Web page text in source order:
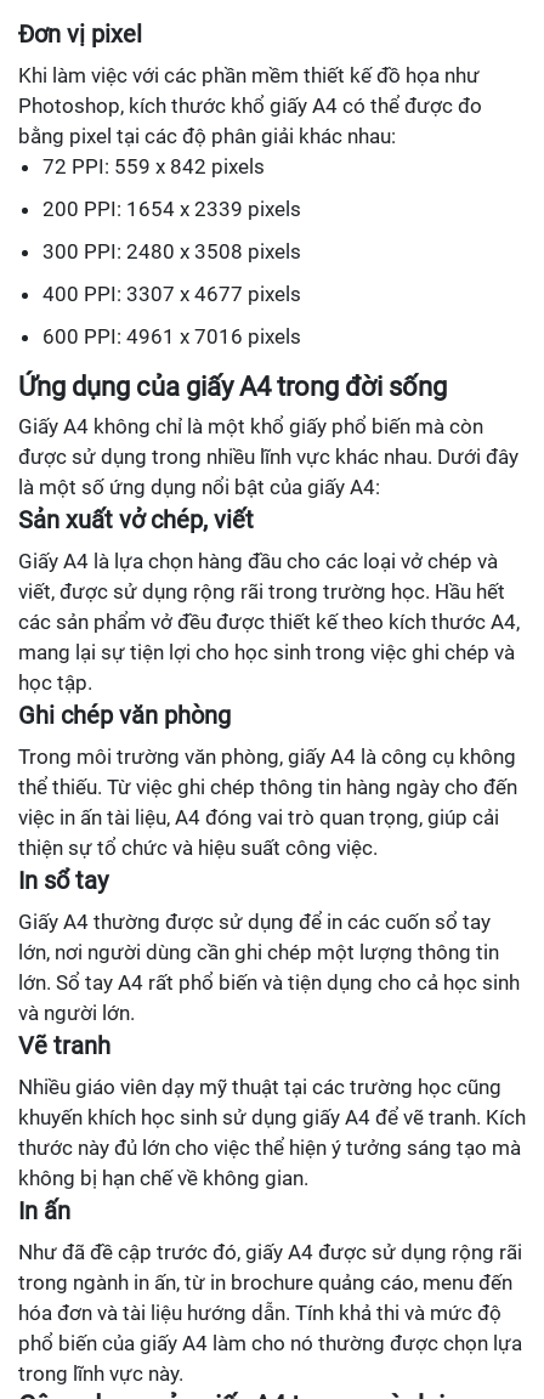
Đơn vị pixel
Khi làm việc với các phần mềm thiết kế đồ họa như
Photoshop, kích thước khổ giấy A4 có thể được đo
bằng pixel tại các độ phân giải khác nhau:
72 PPI: 559 x 842 pixels
200 PPI: 1654 x 2339 pixels
300 PPI: 2480 x 3508 pixels
400 PPI: 3307 x 4677 pixels
600 PPI: 4961 x 7016 pixels
Ứng dụng của giấy A4 trong đời sống
Giấy A4 không chỉ là một khổ giấy phổ biến mà còn
được sử dụng trong nhiều lĩnh vực khác nhau. Dưới đây
là một số ứng dụng nổi bật của giấy A4:
Sản xuất vở chép, viết
Giấy A4 là lựa chọn hàng đầu cho các loại vở chép và
viết, được sử dụng rộng rãi trong trường học. Hầu hết
các sản phẩm vở đều được thiết kế theo kích thước A4,
mang lại sự tiện lợi cho học sinh trong việc ghi chép và
học tập.
Ghi chép văn phòng
Trong môi trường văn phòng, giấy A4 là công cụ không
thể thiếu. Từ việc ghi chép thông tin hàng ngày cho đến
việc in ấn tài liệu, A4 đóng vai trò quan trọng, giúp cải
thiện sự tổ chức và hiệu suất công việc.
In sổ tay
Giấy A4 thường được sử dụng để in các cuốn sổ tay
lớn, nơi người dùng cần ghi chép một lượng thông tin
lớn. Sổ tay A4 rất phổ biến và tiện dụng cho cả học sinh
và người lớn.
Vẽ tranh
Nhiều giáo viên dạy mỹ thuật tại các trường học cũng
khuyến khích học sinh sử dụng giấy A4 để vẽ tranh. Kích
thước này đủ lớn cho việc thể hiện ý tưởng sáng tạo mà
không bị hạn chế về không gian.
In ấn
Như đã đề cập trước đó, giấy A4 được sử dụng rộng rãi
trong ngành in ấn, từ in brochure quảng cáo, menu đến
hóa đơn và tài liệu hướng dẫn. Tính khả thi và mức độ
phổ biến của giấy A4 làm cho nó thường được chọn lựa
trong lĩnh vực này.